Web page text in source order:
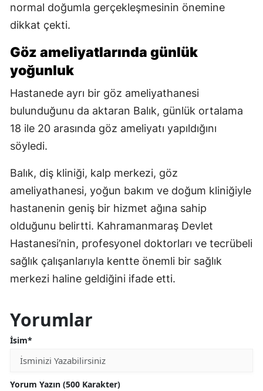
normal doğumla gerçekleşmesinin önemine
dikkat çekti.
Göz ameliyatlarında günlük
yoğunluk
Hastanede ayrı bir göz ameliyathanesi
bulunduğunu da aktaran Balık, günlük ortalama
18 ile 20 arasında göz ameliyatı yapıldığını
söyledi.
Balık, diş kliniği, kalp merkezi, göz
ameliyathanesi, yoğun bakım ve doğum kliniğiyle
hastanenin geniş bir hizmet ağına sahip
olduğunu belirtti. Kahramanmaraş Devlet
Hastanesi’nin, profesyonel doktorları ve tecrübeli
sağlık çalışanlarıyla kentte önemli bir sağlık
merkezi haline geldiğini ifade etti.
Yorumlar
İsim*
Yorum Yazın (500 Karakter)